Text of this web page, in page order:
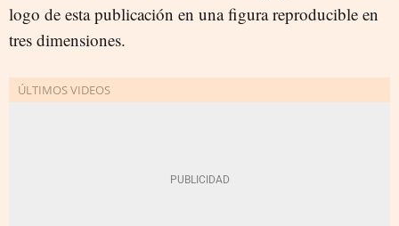
logo de esta publicación en una figura reproducible en
tres dimensiones.